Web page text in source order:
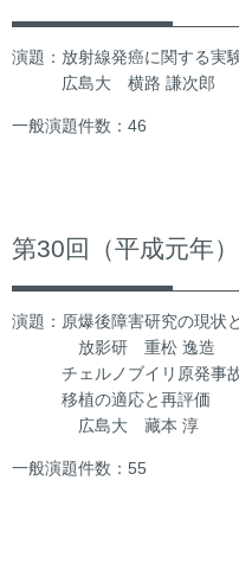
演題：放射線発癌に関する実
広島大 横路 謙次郎
一般演題件数：46
第30回（平成元年）
演題：原爆後障害研究の現状
放影研 重松 逸造
チェルノブイリ原発事
移植の適応と再評価
広島大 藏本 淳
一般演題件数：55